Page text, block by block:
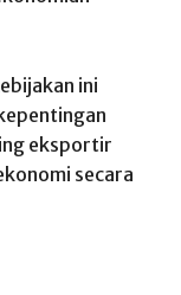
ini
eksportir
secara